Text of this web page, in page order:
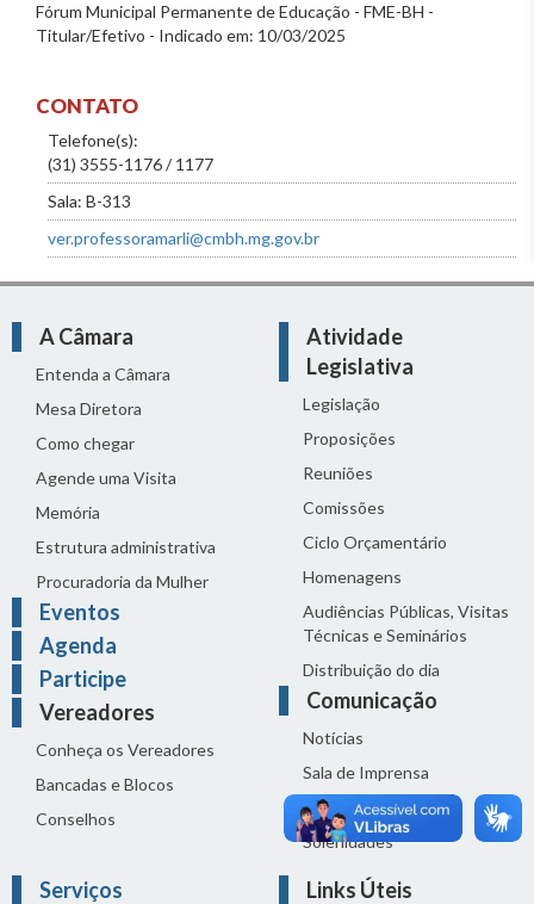
Fórum Municipal Permanente de Educação - FME-BH -
Titular/Efetivo - Indicado em: 10/03/2025
CONTATO
Telefone(s):
(31) 3555-1176 / 1177
Sala: B-313
ver.professoramarli@cmbh.mg.gov.br
A Câmara
Entenda a Câmara
Mesa Diretora
Como chegar
Agende uma Visita
Memória
Estrutura administrativa
Procuradoria da Mulher
Eventos
Agenda
Participe
Vereadores
Conheça os Vereadores
Bancadas e Blocos
Conselhos
Atividade
Legislativa
Legislação
Proposições
Reuniões
Comissões
Ciclo Orçamentário
Homenagens
Audiências Públicas, Visitas
Técnicas e Seminários
Distribuição do dia
Comunicação
Notícias
Sala de Imprensa
Vídeos de Reuniões
Solenidades
Serviços Links Úteis